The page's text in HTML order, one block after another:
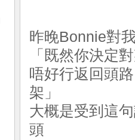
昨晚Bonnie對
「既然你決定
唔好行返回頭
架」
大概是受到這
頭